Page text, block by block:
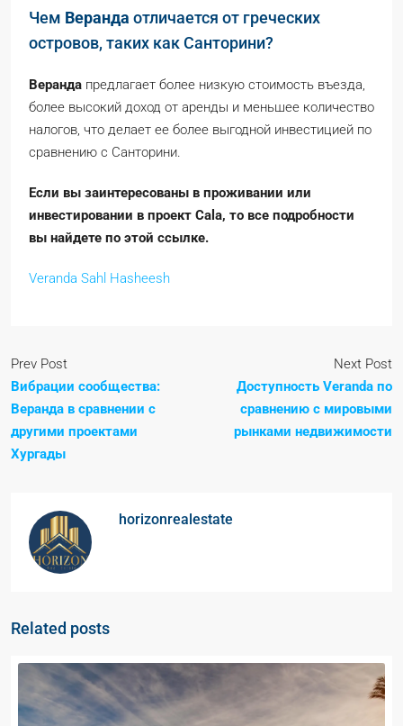
Чем Веранда отличается от греческих
островов, таких как Санторини?
Веранда предлагает более низкую стоимость въезда,
более высокий доход от аренды и меньшее количество
налогов, что делает ее более выгодной инвестицией по
сравнению с Санторини.
Если вы заинтересованы в проживании или
инвестировании в проект Cala, то все подробности
вы найдете по этой ссылке.
Veranda Sahl Hasheesh
Prev Post
Вибрации сообщества:
Веранда в сравнении с
другими проектами
Хургады
Next Post
Доступность Veranda по
сравнению с мировыми
рынками недвижимости
horizonrealestate
Related posts